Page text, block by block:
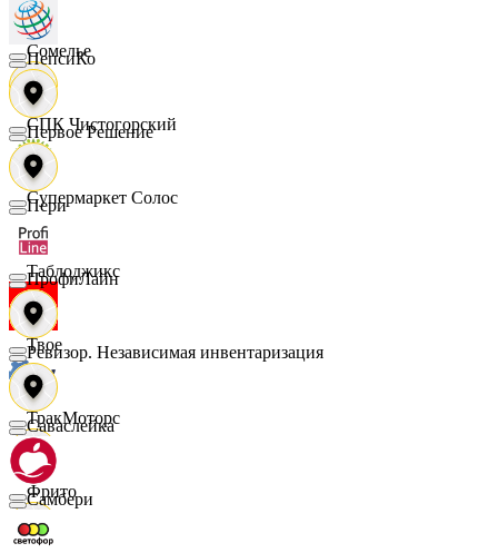
Сомелье
СПК Чистогорский
Супермаркет Солос
Таблоджикс
Твое
ТракМоторс
Фрито
ПепсиКо
Первое Решение
Пери
ПрофиЛайн
Ревизор. Независимая инвентаризация
Саваслейка
Самбери